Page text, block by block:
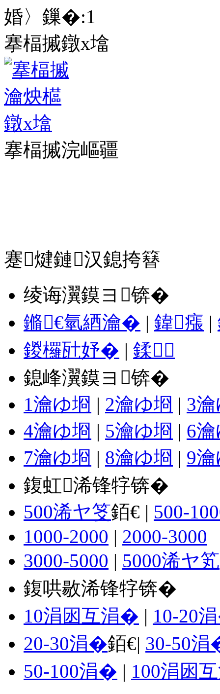
婚〉鏁�:1
搴楅摵鐓х墖
搴楅摵浣嶇疆
蹇煡鏈汉鎴挎簮
绫诲瀷鏌ヨ锛�
鏅€氫綇瀹� | 鍏瘬 |
鍐欏瓧妤� | 鍒
鎴峰瀷鏌ヨ锛�
1瀹ゆ埛 | 2瀹ゆ埛 | 3
4瀹ゆ埛 | 5瀹ゆ埛 | 6
7瀹ゆ埛 | 8瀹ゆ埛 | 9
鍑虹浠锋牸锛�
500浠ヤ笅銆€ | 500-
1000-2000 | 2000-3000
3000-5000 | 5000浠ヤ笂
鍑哄敭浠锋牸锛�
10涓囦互涓� | 10-20
20-30涓�銆€| 30-50
50-100涓� | 100涓囦